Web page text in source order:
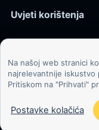
Uvjeti korištenja
© 2026
Svemir, znanost,
Na našoj web stranici
najrelevantnije
Pritiskom na "Prihvati"
Postavke kolačića